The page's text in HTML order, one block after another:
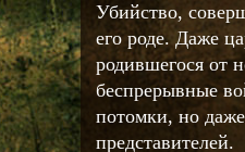
Убийство,
его роде. Даже
родившегося от
беспрерывные
потомки, но
представителей.